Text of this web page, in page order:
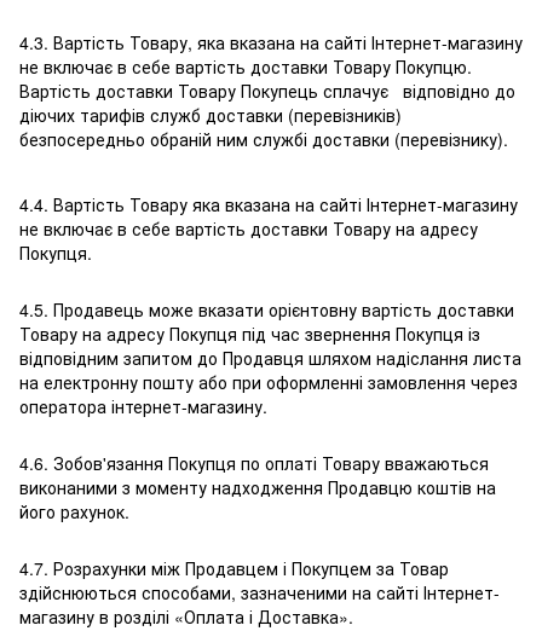
4.3. Вартість Товару, яка вказана на сайті Інтернет-магазину
не включає в себе вартість доставки Товару Покупцю.
Вартість доставки Товару Покупець сплачує відповідно до
діючих тарифів служб доставки (перевізників)
безпосередньо обраній ним службі доставки (перевізнику).
4.4. Вартість Товару яка вказана на сайті Інтернет-магазину
не включає в себе вартість доставки Товару на адресу
Покупця.
4.5. Продавець може вказати орієнтовну вартість доставки
Товару на адресу Покупця під час звернення Покупця із
відповідним запитом до Продавця шляхом надіслання листа
на електронну пошту або при оформленні замовлення через
оператора інтернет-магазину.
4.6. Зобов'язання Покупця по оплаті Товару вважаються
виконаними з моменту надходження Продавцю коштів на
його рахунок.
4.7. Розрахунки між Продавцем і Покупцем за Товар
здійснюються способами, зазначеними на сайті Інтернет-
магазину в розділі «Оплата і Доставка».